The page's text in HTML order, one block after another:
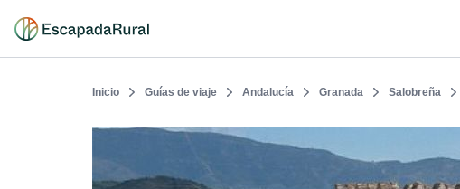
Inicio Guías de viaje Andalucía Granada Salobreña